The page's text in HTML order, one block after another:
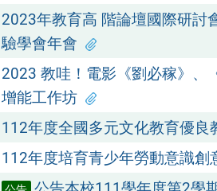
2023年教育高 階論壇國際研討
驗學會年會
2023 教哇！電影《劉必稼》、
增能工作坊
112年度全國多元文化教育優良
112年度培育青少年勞動意識創